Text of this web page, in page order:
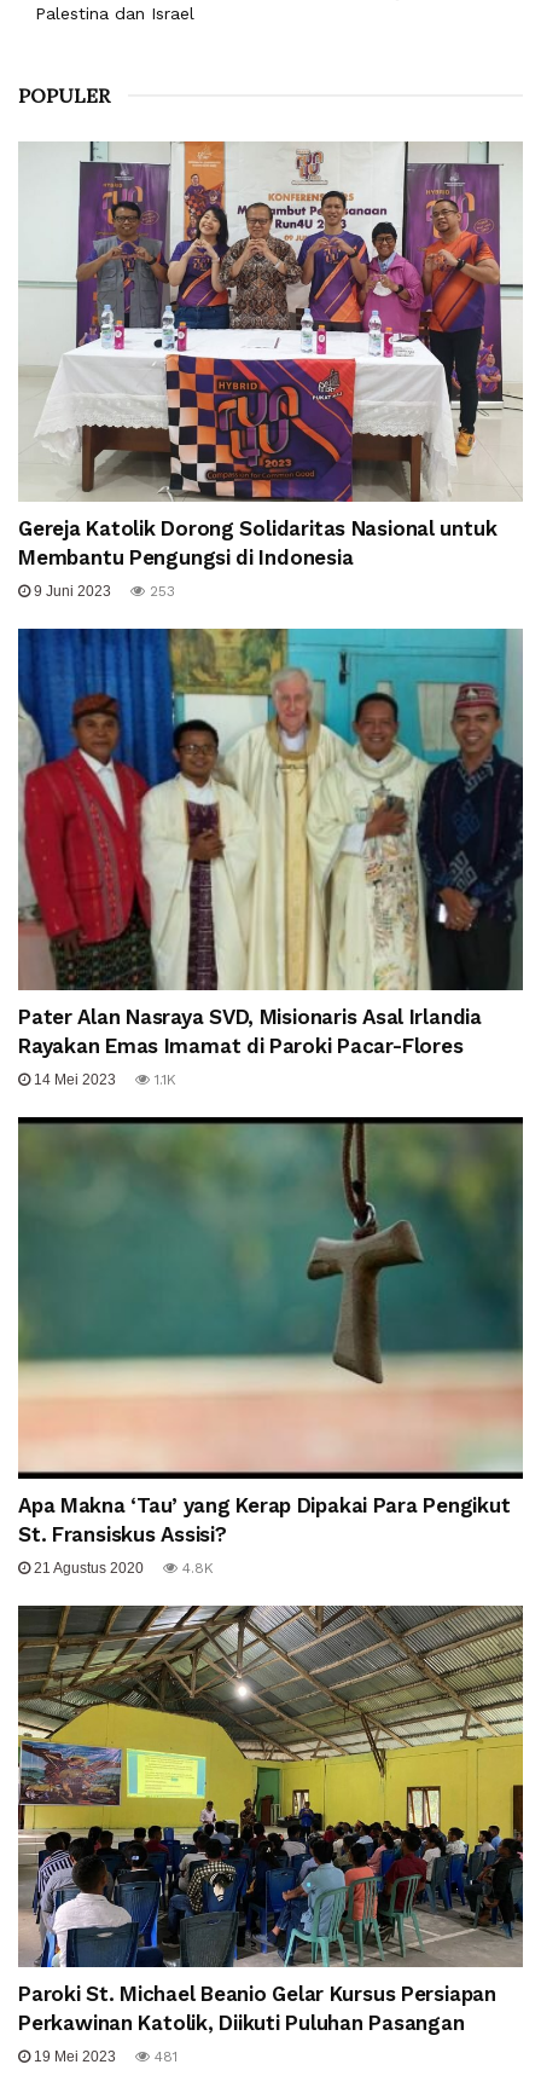
Palestina dan Israel
POPULER
Gereja Katolik Dorong Solidaritas Nasional untuk
Membantu Pengungsi di Indonesia
9 Juni 2023 253
Pater Alan Nasraya SVD, Misionaris Asal Irlandia
Rayakan Emas Imamat di Paroki Pacar-Flores
14 Mei 2023 1.1K
Apa Makna ‘Tau’ yang Kerap Dipakai Para Pengikut
St. Fransiskus Assisi?
21 Agustus 2020 4.8K
Paroki St. Michael Beanio Gelar Kursus Persiapan
Perkawinan Katolik, Diikuti Puluhan Pasangan
19 Mei 2023 481